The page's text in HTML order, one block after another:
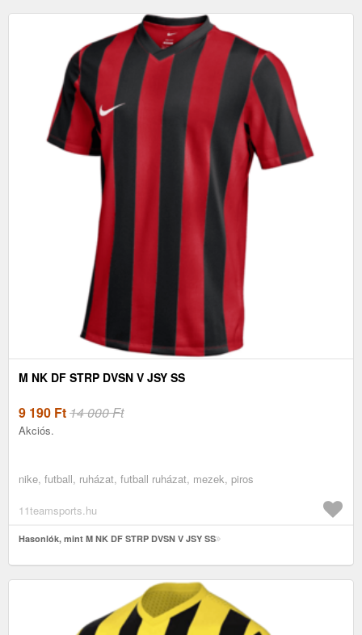
M NK DF STRP DVSN V JSY SS
9 190 Ft14 000 Ft
Akciós.
nike, futball, ruházat, futball ruházat, mezek, piros
11teamsports.hu
Hasonlók, mint M NK DF STRP DVSN V JSY SS